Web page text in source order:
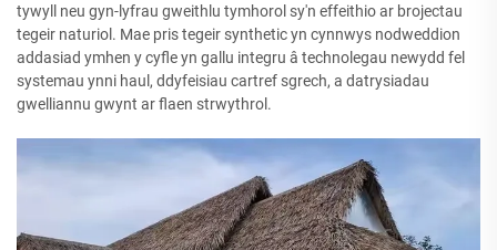
tywyll neu gyn-lyfrau gweithlu tymhorol sy'n effeithio ar brojectau
tegeir naturiol. Mae pris tegeir synthetic yn cynnwys nodweddion
addasiad ymhen y cyfle yn gallu integru â technolegau newydd fel
systemau ynni haul, ddyfeisiau cartref sgrech, a datrysiadau
gwelliannu gwynt ar flaen strwythrol.